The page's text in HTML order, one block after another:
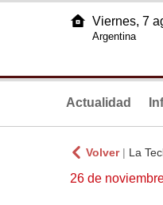
Viernes, 7
Argentina
Actualidad
Volver| La
26 de